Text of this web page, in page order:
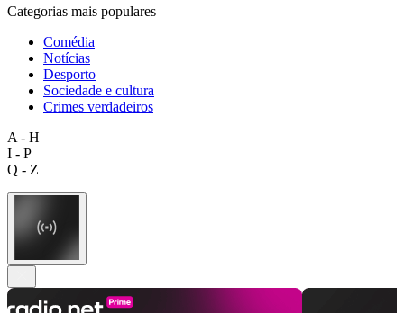
Categorias mais populares
Comédia
Notícias
Desporto
Sociedade e cultura
Crimes verdadeiros
A - H
I - P
Q - Z